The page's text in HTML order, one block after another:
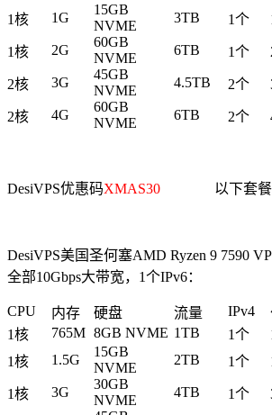
1核
1G
15GB
NVME
3TB 1个
1核 2G
60GB
NVME
6TB 1个
2核 3G
45GB
NVME
4.5TB 2个
2核 4G
60GB
NVME
6TB 2个
DesiVPS优惠码XMAS30 以下套餐循
DesiVPS美国圣何塞AMD Ryzen 9 7590
全部10Gbps大带宽，1个IPv6：
CPU 内存 硬盘 流量 IPv4
1核
765M 8GB NVME 1TB 1个
1核
1.5G
15GB
NVME
2TB 1个
1核 3G
30GB
NVME
4TB 1个